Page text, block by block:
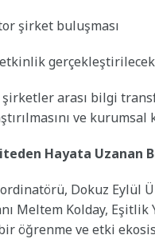
şirket buluşması
şirketler arası bilgi
ve
Hayata Uzanan
Dokuz Eylül
Meltem Kolday,
öğrenme ve etki